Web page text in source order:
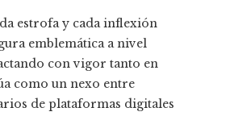
estrofa y cada inflexión
emblemática a nivel
con vigor tanto en
como un nexo entre
de plataformas digitales